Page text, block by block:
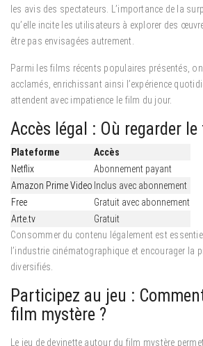
les avis des spectateurs. L’importance de la
qu’elle incite les utilisateurs à explorer des
être pas envisagées autrement.
Parmi les films récents populaires présentés,
acclamés, enrichissant ainsi l’expérience
attendent avec impatience le film du jour.
Accès légal : Où regarder
Plateforme
Accès
Netflix
Abonnement payant
Amazon Prime Video Inclus avec abonnement
Free
Gratuit avec abonnement
Arte.tv
Gratuit
Consommer du contenu légalement est
l’industrie cinématographique et encourager la
diversifiés.
Participez au jeu :
film mystère ?
Le jeu de devinette autour du film mystère